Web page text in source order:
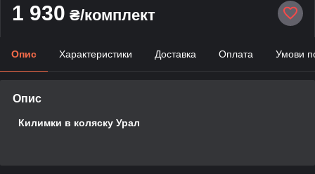
1 930 ₴/комплект
Опис Характеристики Доставка Оплата Умови
Опис
Килимки в коляску Урал